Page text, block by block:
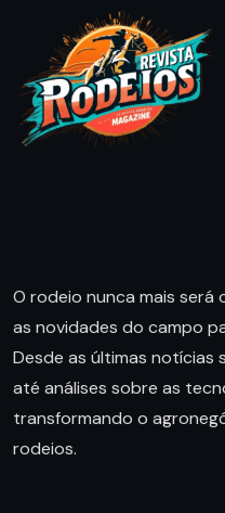
O rodeio nunca mais será
as novidades do campo
Desde as últimas notícias
até análises sobre as
transformando o
rodeios.